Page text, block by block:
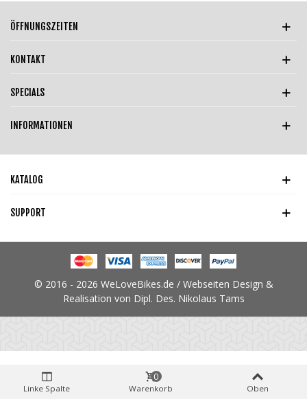
ÖFFNUNGSZEITEN
KONTAKT
SPECIALS
INFORMATIONEN
KATALOG
SUPPORT
© 2016 - 2026 WeLoveBikes.de / Webseiten Design &
Realisation von Dipl. Des. Nikolaus Tams
Linke Spalte Warenkorb
0
Oben